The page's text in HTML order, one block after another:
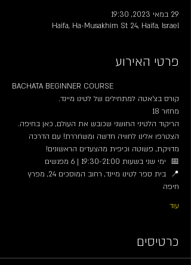
29 במאי 2023, 19:30
Haifa, Ha-Musakhim St 24, Haifa, Israel
פרטי האירוע
BACHATA BEGINNER COURSE
קורס בצ'אטה למתחילים של לטינו מיינד.
מחזור 18
הריקוד הלטיני החושני שכובש את העולם, כאן בחיפה.
הצטרפו אלינו לחוויה חדשה ומשחררת! עם הדרכה
מדויקת, פשוטה וכיפית מהצעדים הראשונים!
📅  ימי שני בשעות 19:30-21:00 | 6 מפגשים
📍  בית ספר לטינו מיינד, רחוב המוסכים 24, מפרץ
חיפה
עוד
כרטיסים